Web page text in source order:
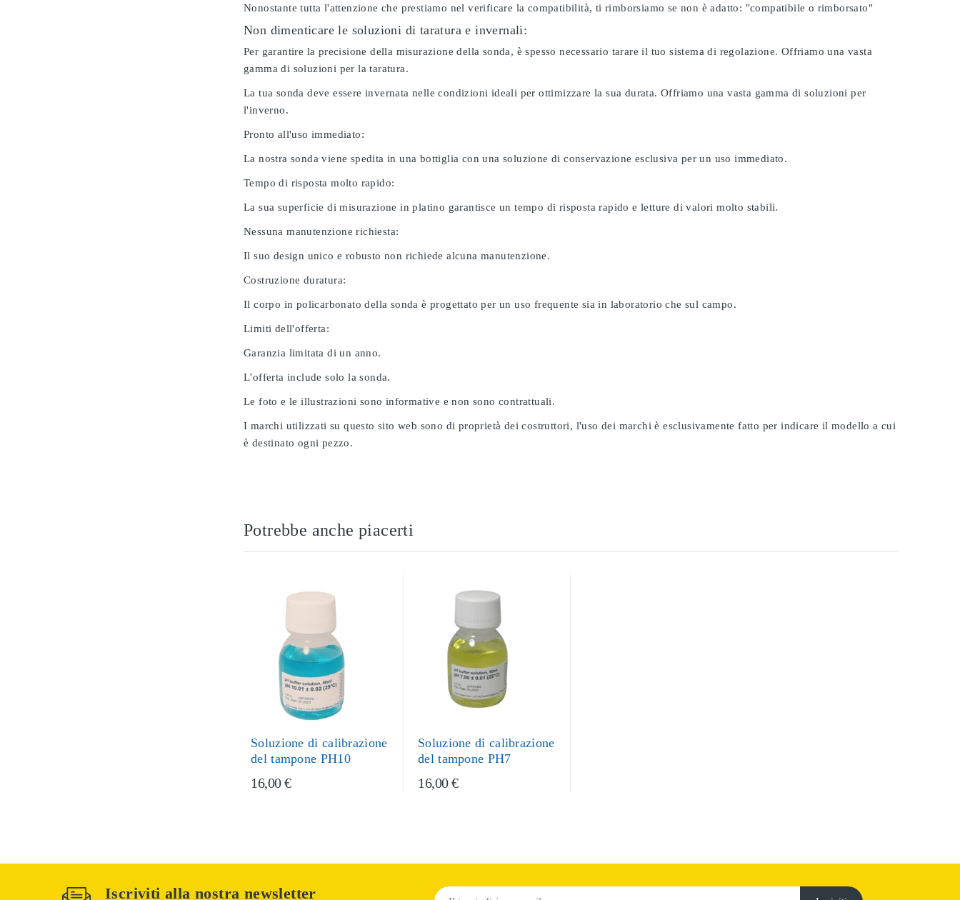
Nonostante tutta l'attenzione che prestiamo nel verificare la compatibilità, ti rimborsiamo se non è adatto: "compatibile o rimborsato"
Non dimenticare le soluzioni di taratura e invernali:
Per garantire la precisione della misurazione della sonda, è spesso necessario tarare il tuo sistema di regolazione. Offriamo una vasta
gamma di soluzioni per la taratura.
La tua sonda deve essere invernata nelle condizioni ideali per ottimizzare la sua durata. Offriamo una vasta gamma di soluzioni per
l'inverno.
Pronto all'uso immediato:
La nostra sonda viene spedita in una bottiglia con una soluzione di conservazione esclusiva per un uso immediato.
Tempo di risposta molto rapido:
La sua superficie di misurazione in platino garantisce un tempo di risposta rapido e letture di valori molto stabili.
Nessuna manutenzione richiesta:
Il suo design unico e robusto non richiede alcuna manutenzione.
Costruzione duratura:
Il corpo in policarbonato della sonda è progettato per un uso frequente sia in laboratorio che sul campo.
Limiti dell'offerta:
Garanzia limitata di un anno.
L'offerta include solo la sonda.
Le foto e le illustrazioni sono informative e non sono contrattuali.
I marchi utilizzati su questo sito web sono di proprietà dei costruttori, l'uso dei marchi è esclusivamente fatto per indicare il modello a cui
è destinato ogni pezzo.
Potrebbe anche piacerti
Soluzione di calibrazione
del tampone PH10
16,00 €
Soluzione di calibrazione
del tampone PH7
16,00 €
Iscriviti alla nostra newsletter